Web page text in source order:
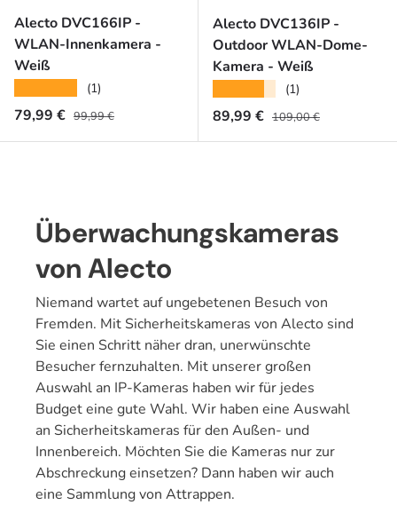
Alecto DVC166IP -
WLAN-Innenkamera -
Weiß
(1)
Verkaufspreis
79,99 € Normaler Preis
99,99 €
Alecto DVC136IP -
Outdoor WLAN-Dome-
Kamera - Weiß
(1)
Verkaufspreis
89,99 € Normaler Preis
109,00 €
Überwachungskameras
von Alecto
Niemand wartet auf ungebetenen Besuch von
Fremden. Mit Sicherheitskameras von Alecto sind
Sie einen Schritt näher dran, unerwünschte
Besucher fernzuhalten. Mit unserer großen
Auswahl an IP-Kameras haben wir für jedes
Budget eine gute Wahl. Wir haben eine Auswahl
an Sicherheitskameras für den Außen- und
Innenbereich. Möchten Sie die Kameras nur zur
Abschreckung einsetzen? Dann haben wir auch
eine Sammlung von Attrappen.